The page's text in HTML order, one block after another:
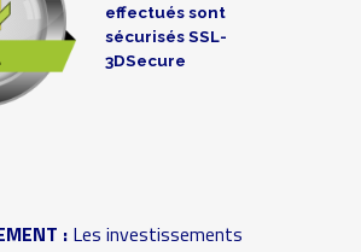
effectués sont
sécurisés SSL-
3DSecure
:Les investissements